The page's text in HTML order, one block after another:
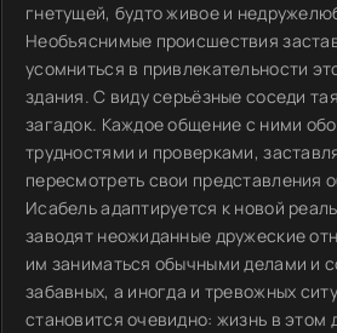
гнетущей, будто живое и
Необъяснимые происшествия
усомниться в привлекательности
здания. С виду серьёзные соседи
загадок. Каждое общение с ними
трудностями и проверками,
пересмотреть свои представления
Исабель адаптируется к новой
заводят неожиданные дружеские
им заниматься обычными делами и
забавных, а иногда и тревожных
становится очевидно: жизнь в этом